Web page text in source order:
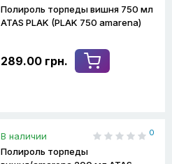
Полироль торпеды вишня 750 мл
ATAS PLAK (PLAK 750 amarena)
289.00 грн.
В наличии 0
Полироль торпеды